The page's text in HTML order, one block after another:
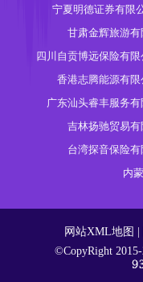
宁夏明德证券有限
甘肃金辉旅游有
四川自贡博远保险有限
香港志腾能源有限
广东汕头睿丰服务有
吉林扬驰贸易有
台湾探音保险有
内
网站XML地图
©CopyRight